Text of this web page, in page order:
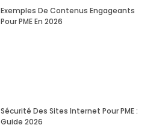
Exemples De Contenus Engageants
Pour PME En 2026
Sécurité Des Sites Internet Pour PME :
Guide 2026